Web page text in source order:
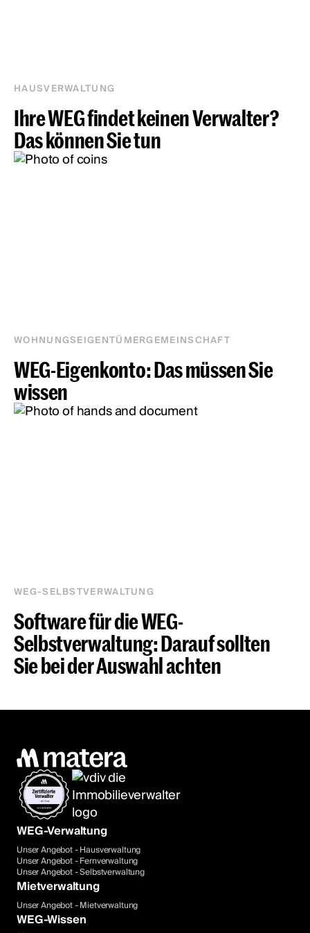
HAUSVERWALTUNG
Ihre WEG findet keinen Verwalter?
Das können Sie tun
WOHNUNGSEIGENTÜMERGEMEINSCHAFT
WEG-Eigenkonto: Das müssen Sie
wissen
WEG-SELBSTVERWALTUNG
Software für die WEG-
Selbstverwaltung: Darauf sollten
Sie bei der Auswahl achten
WEG-Verwaltung
Unser Angebot - Hausverwaltung
Unser Angebot - Fernverwaltung
Unser Angebot - Selbstverwaltung
Mietverwaltung
Unser Angebot - Mietverwaltung
WEG-Wissen